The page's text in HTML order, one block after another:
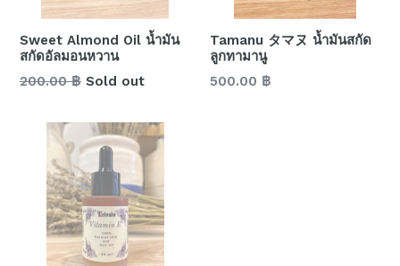
Sweet Almond Oil น้ำมัน
สกัดอัลมอนหวาน
Regular
200.00 ฿ Sold out
Tamanu タマヌ น้ำมันสกัด
ลูกทามานู
Regular
500.00 ฿